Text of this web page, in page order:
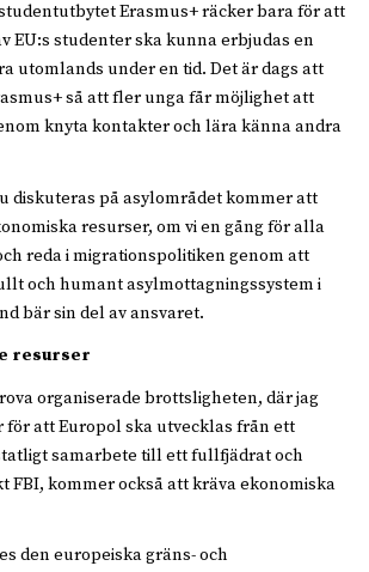
Erasmus+ räcker bara för att
EU:s studenter ska kunna erbjudas en
utomlands under en tid. Det är dags att
så att fler unga får möjlighet att
knyta kontakter och lära känna andra
diskuteras på asylområdet kommer att
resurser, om vi en gång för alla
reda i migrationspolitiken genom att
och humant asylmottagningssystem i
bär sin del av ansvaret.
resurser
organiserade brottsligheten, där jag
att Europol ska utvecklas från ett
samarbete till ett fullfjädrat och
FBI, kommer också att kräva ekonomiska
den europeiska gräns- och